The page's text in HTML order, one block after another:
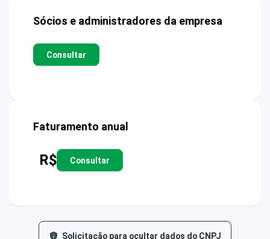
Sócios e administradores da empresa
Consultar
Faturamento anual
R$ Consultar
Solicitação para ocultar dados do CNPJ